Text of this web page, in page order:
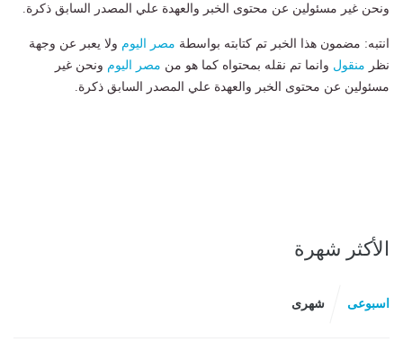
ونحن غير مسئولين عن محتوى الخبر والعهدة علي المصدر السابق ذكرة.
انتبه: مضمون هذا الخبر تم كتابته بواسطة مصر اليوم ولا يعبر عن وجهة
نظر منقول وانما تم نقله بمحتواه كما هو من مصر اليوم ونحن غير
مسئولين عن محتوى الخبر والعهدة علي المصدر السابق ذكرة.
الأكثر شهرة
اسبوعى شهرى